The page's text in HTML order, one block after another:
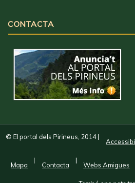
CONTACTA
© El portal dels Pirineus, 2014|
Mapa
|
Contacta
|
Webs Amigues